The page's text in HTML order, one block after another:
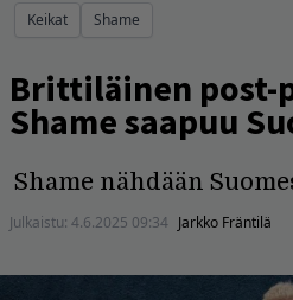
Keikat Shame
Brittiläinen post-
Shame saapuu
Shame nähdään
Julkaistu: 4.6.2025 09:34 Jarkko Fräntilä